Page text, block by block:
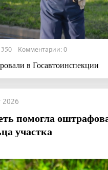
350 Комментарии: 0
в Госавтоинспекции
2026
помогла
участка